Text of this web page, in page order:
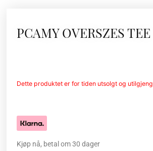
PCAMY OVERSZES TEE
Dette produktet er for tiden utsolgt og
Kjøp nå, betal om 30 dager